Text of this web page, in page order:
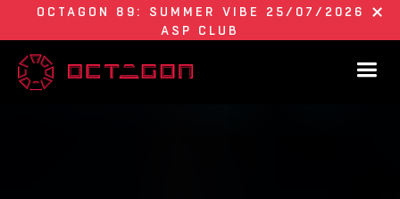
OCTAGON 89: SUMMER VIBE 25/07/2026
ASP CLUB